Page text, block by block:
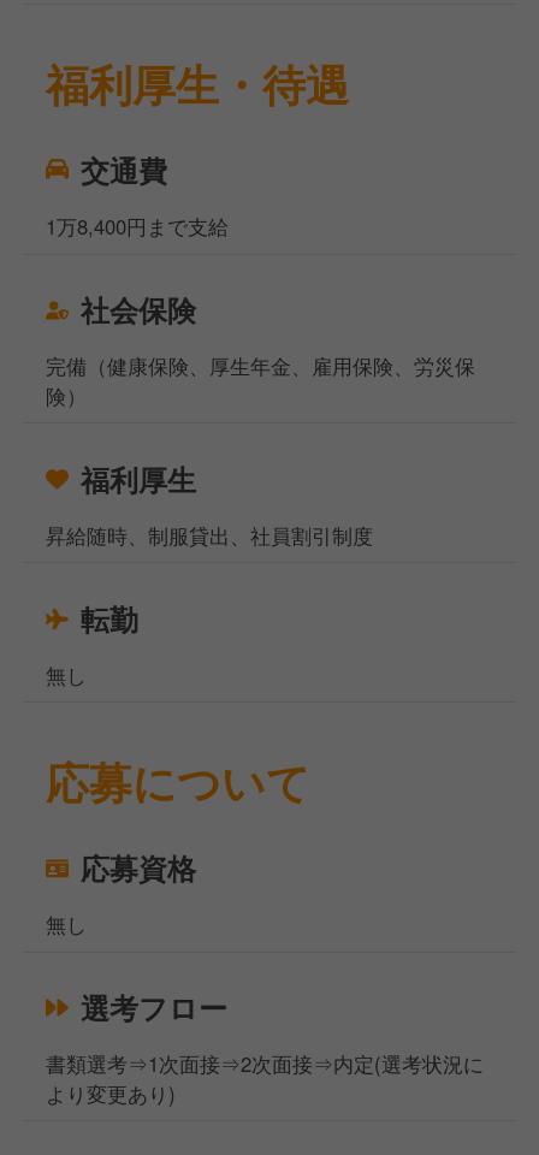
福利厚生・待遇
交通費
1万8,400円まで支給
社会保険
完備（健康保険、厚生年金、雇用保険、労災保
険）
福利厚生
昇給随時、制服貸出、社員割引制度
転勤
無し
応募について
応募資格
無し
選考フロー
書類選考⇒1次面接⇒2次面接⇒内定(選考状況に
より変更あり)